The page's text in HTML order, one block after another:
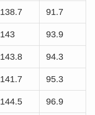
138.7 91.7
143 93.9
143.8 94.3
141.7 95.3
144.5 96.9